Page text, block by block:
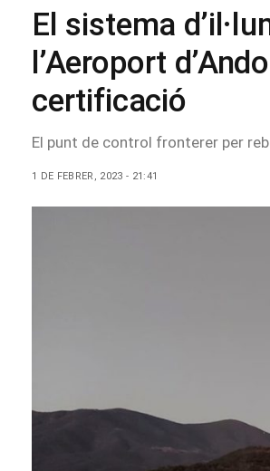
El sistema
l’Aeroport
certificació
El punt de control fronterer per
1 DE FEBRER, 2023 - 21:41